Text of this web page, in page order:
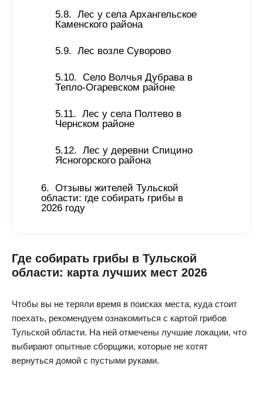
Лес у села Архангельское
Каменского района
Лес возле Суворово
Село Волчья Дубрава в
Тепло-Огаревском районе
Лес у села Полтево в
Чернском районе
Лес у деревни Спицино
Ясногорского района
Отзывы жителей Тульской
области: где собирать грибы в
2026 году
Где собирать грибы в Тульской
области: карта лучших мест 2026
Чтобы вы не теряли время в поисках места, куда стоит
поехать, рекомендуем ознакомиться с картой грибов
Тульской области. На ней отмечены лучшие локации, что
выбирают опытные сборщики, которые не хотят
вернуться домой с пустыми руками.